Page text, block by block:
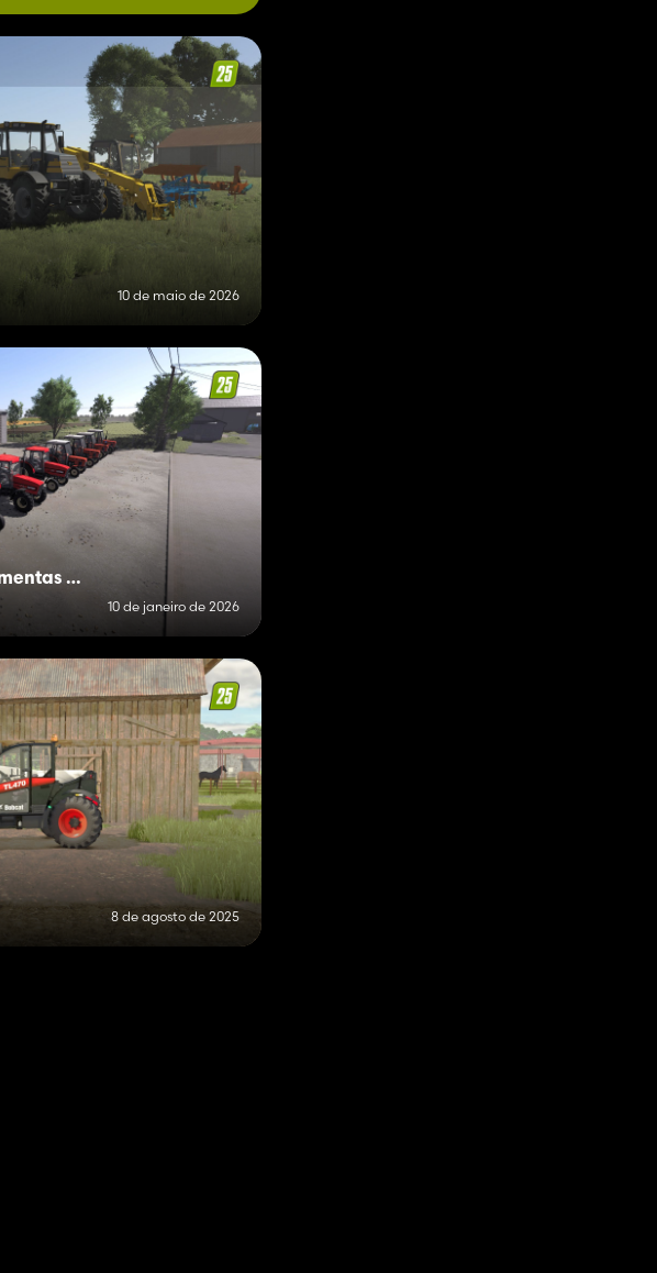
10 de maio de 2026
Pacote de tratores e ferramentas poloneses
10 de janeiro de 2026
8 de agosto de 2025